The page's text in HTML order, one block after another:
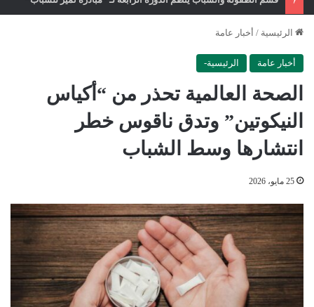
الرئيسية / أخبار عامة
أخبار عامة الرئيسية-
الصحة العالمية تحذر من “أكياس
النيكوتين” وتدق ناقوس خطر
انتشارها وسط الشباب
25 مايو، 2026